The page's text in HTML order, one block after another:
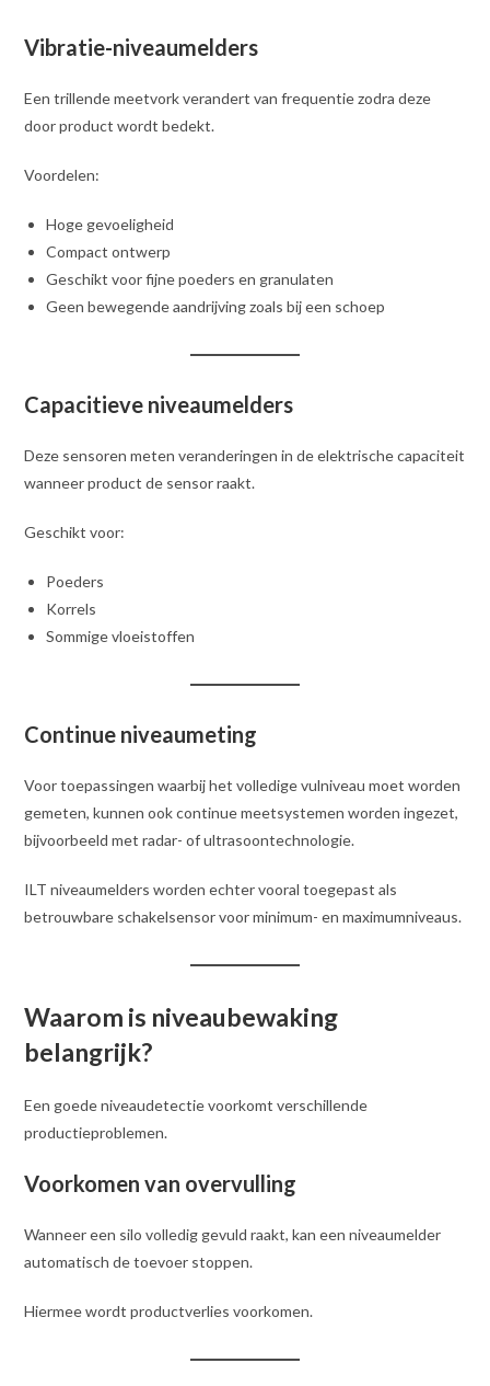
Vibratie-niveaumelders
Een trillende meetvork verandert van frequentie zodra deze
door product wordt bedekt.
Voordelen:
Hoge gevoeligheid
Compact ontwerp
Geschikt voor fijne poeders en granulaten
Geen bewegende aandrijving zoals bij een schoep
Capacitieve niveaumelders
Deze sensoren meten veranderingen in de elektrische capaciteit
wanneer product de sensor raakt.
Geschikt voor:
Poeders
Korrels
Sommige vloeistoffen
Continue niveaumeting
Voor toepassingen waarbij het volledige vulniveau moet worden
gemeten, kunnen ook continue meetsystemen worden ingezet,
bijvoorbeeld met radar- of ultrasoontechnologie.
ILT niveaumelders worden echter vooral toegepast als
betrouwbare schakelsensor voor minimum- en maximumniveaus.
Waarom is niveaubewaking
belangrijk?
Een goede niveaudetectie voorkomt verschillende
productieproblemen.
Voorkomen van overvulling
Wanneer een silo volledig gevuld raakt, kan een niveaumelder
automatisch de toevoer stoppen.
Hiermee wordt productverlies voorkomen.